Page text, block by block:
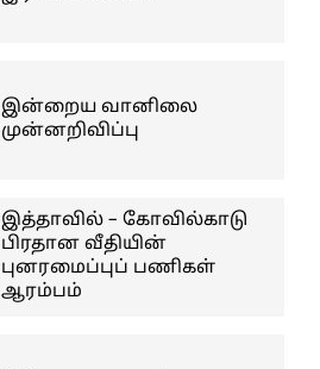
இன்றைய வானிலை
முன்னறிவிப்பு
இத்தாவில் – கோவில்காடு
பிரதான வீதியின்
புனரமைப்புப் பணிகள்
ஆரம்பம்